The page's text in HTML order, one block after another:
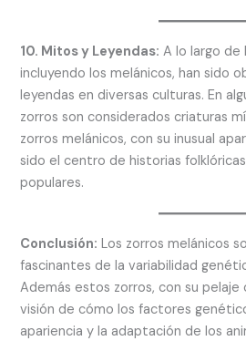
10. Mitos y Leyendas: A lo largo de
incluyendo los melánicos, han sido
leyendas en diversas culturas. En
zorros son considerados criaturas
zorros melánicos, con su inusual
sido el centro de historias
populares.
Conclusión: Los zorros melánicos
fascinantes de la variabilidad
Además estos zorros, con su pelaje
visión de cómo los factores
apariencia y la adaptación de los